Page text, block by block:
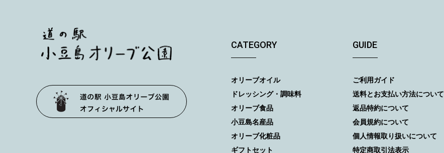
CATEGORY
オリーブオイル
ドレッシング・調味料
オリーブ食品
小豆島名産品
オリーブ化粧品
ギフトセット
GUIDE
ご利用ガイド
送料とお支払い方法について
返品特約について
会員規約について
個人情報取り扱いについて
特定商取引法表示